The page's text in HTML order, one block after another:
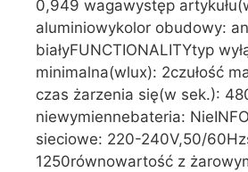
0,949 wagawystęp
aluminiowykolor obudowy:
białyFUNCTIONALITYtyp
minimalna(wlux): 2czułość
czas żarzenia się(w sek.):
niewymiennebateria:
sieciowe: 220-240V,50/
1250równowartość z